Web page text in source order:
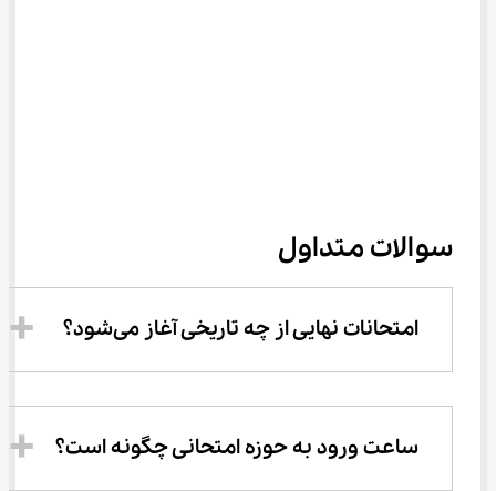
سوالات متداول
امتحانات نهایی از چه تاریخی آغاز می‌شود؟
ساعت ورود به حوزه امتحانی چگونه است؟